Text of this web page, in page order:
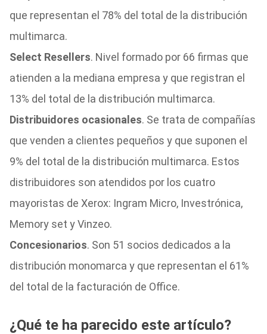
que representan el 78% del total de la distribución
multimarca.
Select Resellers. Nivel formado por 66 firmas que
atienden a la mediana empresa y que registran el
13% del total de la distribución multimarca.
Distribuidores ocasionales. Se trata de compañías
que venden a clientes pequeños y que suponen el
9% del total de la distribución multimarca. Estos
distribuidores son atendidos por los cuatro
mayoristas de Xerox: Ingram Micro, Investrónica,
Memory set y Vinzeo.
Concesionarios. Son 51 socios dedicados a la
distribución monomarca y que representan el 61%
del total de la facturación de Office.
¿Qué te ha parecido este artículo?